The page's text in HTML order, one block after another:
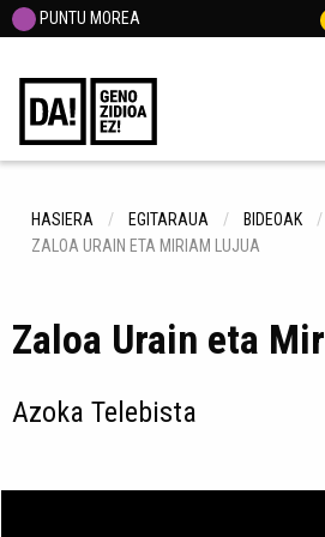
PUNTU MOREA
HASIERA EGITARAUA
BIDEOAK
ZALOA URAIN ETA MIRIAM LUJUA
Zaloa Urain eta
Azoka Telebista